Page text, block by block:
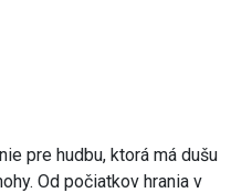
pre hudbu, ktorá má dušu
Od počiatkov hrania v